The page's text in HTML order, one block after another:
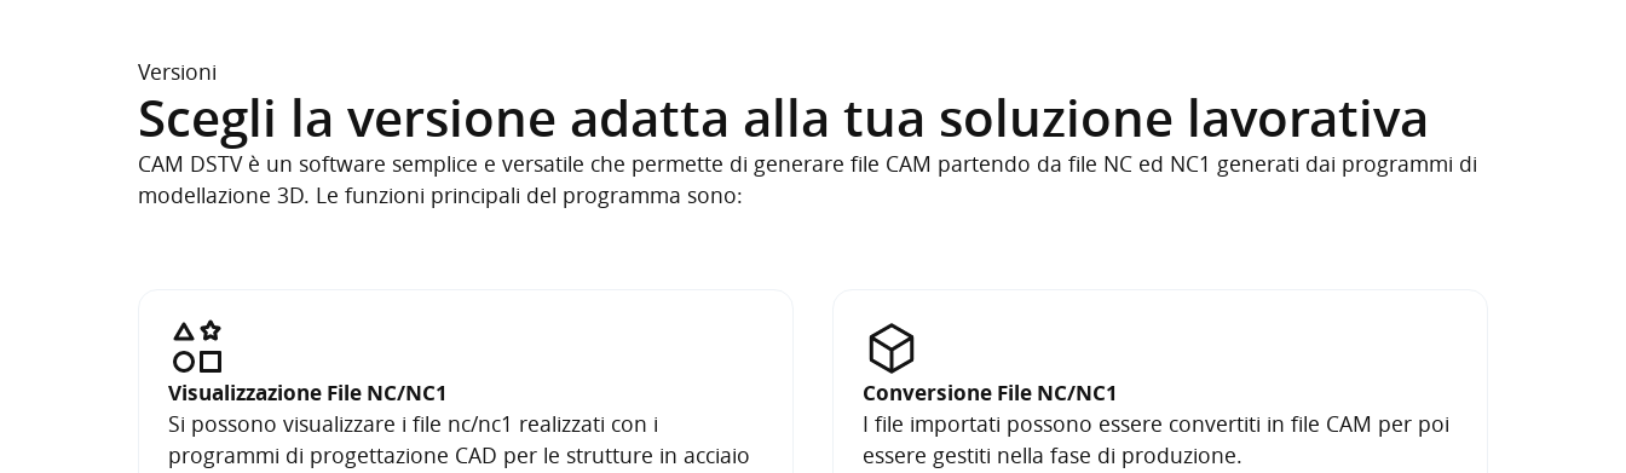
Versioni
Scegli la versione adatta alla tua soluzione lavorativa
CAM DSTV è un software semplice e versatile che permette di generare file CAM partendo da file NC ed NC1 generati dai programmi di
modellazione 3D. Le funzioni principali del programma sono:
Visualizzazione File NC/NC1
Si possono visualizzare i file nc/nc1 realizzati con i
programmi di progettazione CAD per le strutture in acciaio
Conversione File NC/NC1
I file importati possono essere convertiti in file CAM per poi
essere gestiti nella fase di produzione.